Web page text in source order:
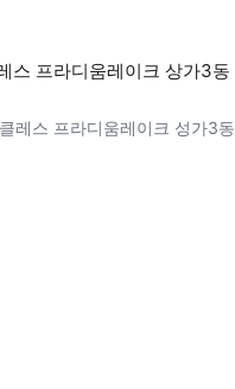
스 프라디움레이크 상가3동
레스 프라디움레이크 성가3동